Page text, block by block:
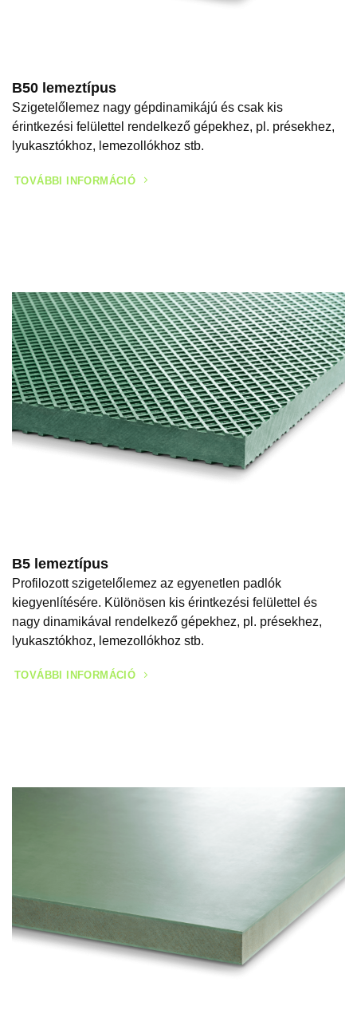
B50 lemeztípus
Szigetelőlemez nagy gépdinamikájú és csak kis
érintkezési felülettel rendelkező gépekhez, pl. présekhez,
lyukasztókhoz, lemezollókhoz stb.
TOVÁBBI INFORMÁCIÓ
B5 lemeztípus
Profilozott szigetelőlemez az egyenetlen padlók
kiegyenlítésére. Különösen kis érintkezési felülettel és
nagy dinamikával rendelkező gépekhez, pl. présekhez,
lyukasztókhoz, lemezollókhoz stb.
TOVÁBBI INFORMÁCIÓ